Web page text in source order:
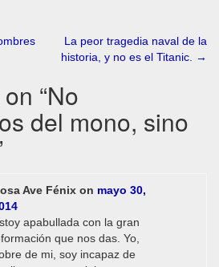
La peor tragedia naval de la
historia, y no es el Titanic.
→
“No
del mono, sino
Ave Fénixon mayo 30,
apabullada con la gran
que nos das. Yo,
de mi, soy incapaz de